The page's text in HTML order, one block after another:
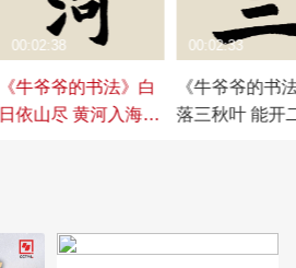
《牛爷爷的书法》白
日依山尽 黄河入海流
00:02:38
《牛爷爷的书
落三秋叶 能开
00:02:33